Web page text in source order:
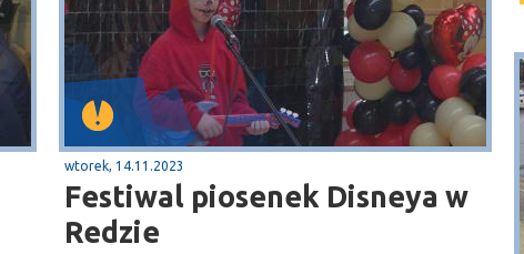
wtorek, 14.11.2023
Festiwal piosenek Disneya w
Redzie
Puck
Przystań, molo